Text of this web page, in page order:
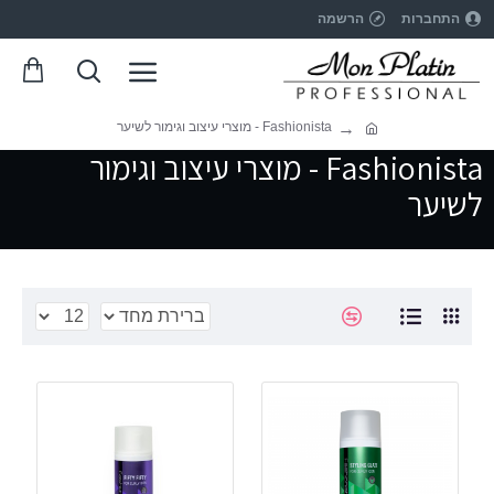
התחברות הרשמה
Fashionista - מוצרי עיצוב וגימור לשיער
Fashionista - מוצרי עיצוב וגימור
לשיער